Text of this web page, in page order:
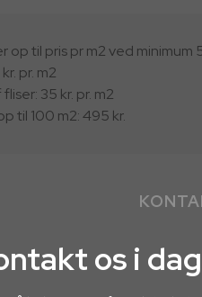
op til pris pr m2 ved minimum
pr. m2
​35 kr. pr. m2
til 100 m2: 495 kr.
os i